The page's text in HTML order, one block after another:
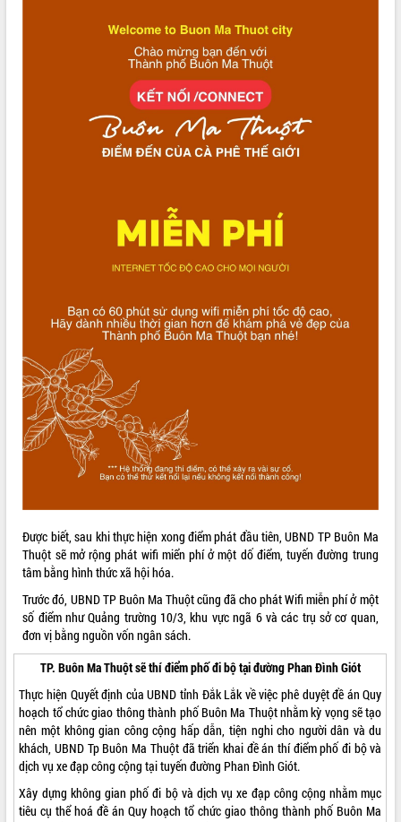
66015599
Được biết, sau khi thực hiện xong điểm phát đầu tiên, UBND TP Buôn Ma
Thuột sẽ mở rộng phát wifi miển phí ở một dố điểm, tuyến đường trung
tâm bằng hình thức xã hội hóa.
Trước đó, UBND TP Buôn Ma Thuột cũng đã cho phát Wifi miễn phí ở một
số điểm như Quảng trường 10/3, khu vực ngã 6 và các trụ sở cơ quan,
đơn vị bằng nguồn vốn ngân sách.
TP. Buôn Ma Thuột sẽ thí điểm phố đi bộ tại đường Phan Đình Giót
Thực hiện Quyết định của UBND tỉnh Đắk Lắk về việc phê duyệt đề án Quy
hoạch tổ chức giao thông thành phố Buôn Ma Thuột nhằm kỳ vọng sẽ tạo
nên một không gian công cộng hấp dẫn, tiện nghi cho người dân và du
khách, UBND Tp Buôn Ma Thuột đã triển khai đề án thí điểm phố đi bộ và
dịch vụ xe đạp công cộng tại tuyến đường Phan Đình Giót.
Xây dựng không gian phố đi bộ và dịch vụ xe đạp công cộng nhằm mục
tiêu cụ thể hoá đề án Quy hoạch tổ chức giao thông thành phố Buôn Ma